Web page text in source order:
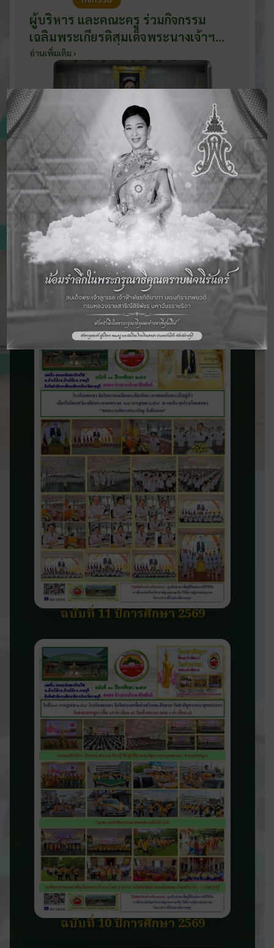
ผู้บริหาร และคณะครู ร่วมกิจกรรม
เฉลิมพระเกียรติสมเด็จพระนางเจ้าฯ
พระบรมราชินี เนื่องในโอกาสวันเฉลิม
พระชนมพรรษา กับหน่วยงานอำเภอ
เมืองบ้านโป่ง ณ ศาลาประชาคมริมน้ำ
วันที่ 3 มิถุนายน 2569
อ่านเพิ่มเติม ›
ดูข่าวสารทั้งหมด
จดหมายข่าว
ประชาสัมพันธ์
ติดตามข่าวสารและความเคลื่อนไหวของ
โรงเรียน
ฉบับที่ 11 ปีการศึกษา 2569
ฉบับที่ 10 ปีการศึกษา 2569